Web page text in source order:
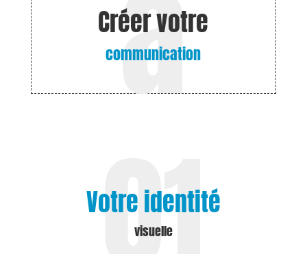
Créer votre
communication
Votre identité
visuelle